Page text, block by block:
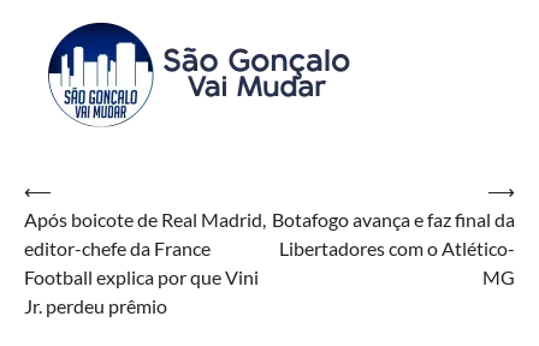
Navegação
de
Post
⟵
Após boicote de Real Madrid,
editor-chefe da France
Football explica por que Vini
Jr. perdeu prêmio
Botafogo avança e faz final da
Libertadores com o Atlético-
MG
⟶